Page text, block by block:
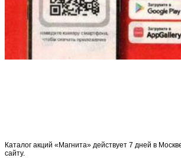
Каталог акций «Магнита» действует 7 дней в
сайту.